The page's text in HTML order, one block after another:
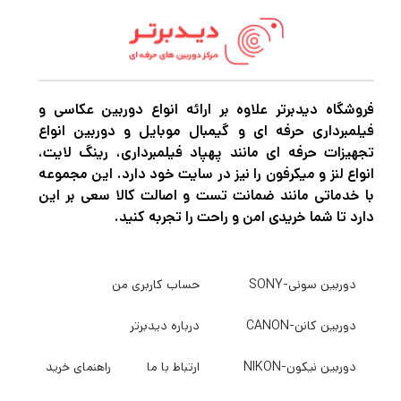
می‌توانید گوشی خود را در جیب خود بگذارید،
10 نقطه‌ای است که کاملاً با قابلیت‌های پخش
زنده پهپادهای انتخابی DJI کار می‌کند. صفحه
نمایش برای مشاهده در فضای باز بهینه شده
است. اما حالت Outdoor را می توان برای تنظیم
خودکار خود برای استفاده در شرایطی تا نور
مستقیم خورشید تنظیم کرد،
همانطور که پخش زنده از پهپاد را دریافت می
کنید. سایر کارکردهای شما شامل اتصال شبکه دو
فروشگاه دیدبرتر علاوه بر ارائه انواع دوربین عکاسی و
فیلمبرداری حرفه ای و گیمبال موبایل و دوربین انواع
تجهیزات حرفه ای مانند پهپاد فیلمبرداری، رینگ لایت،
انواع لنز و میکرفون را نیز در سایت خود دارد. این مجموعه
با خدماتی مانند ضمانت تست و اصالت کالا سعی بر این
دارد تا شما خریدی امن و راحت را تجربه کنید.
دوربین سونی-SONY
دوربین کانن-CANON
دوربین نیکون-NIKON
حساب کاربری من
درباره دیدبرتر
ارتباط با ما راهنمای خرید